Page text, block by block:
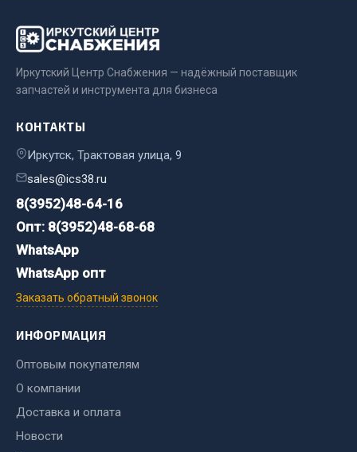
Запчасти МАЗ
Подвеска
Двери
Электрооборудование
Показать ещё
Весь раздел
Запчасти Урал
Двигатель
Мост задний
Система питания
Иркутский Центр Снабжения — надёжный поставщик
запчастей и инструмента для бизнеса
КОНТАКТЫ
Иркутск, Трактовая улица, 9
sales@ics38.ru
8(3952)48-64-16
Опт: 8(3952)48-68-68
WhatsApp
WhatsApp опт
Заказать обратный звонок
ИНФОРМАЦИЯ
Оптовым покупателям
О компании
Доставка и оплата
Новости